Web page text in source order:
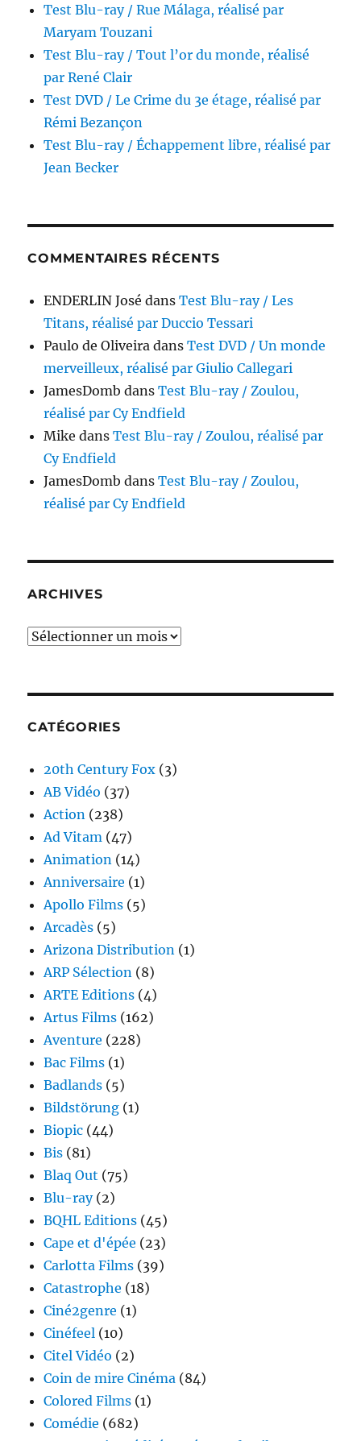
Test Blu-ray / Rue Málaga, réalisé par
Maryam Touzani
Test Blu-ray / Tout l’or du monde, réalisé
par René Clair
Test DVD / Le Crime du 3e étage, réalisé par
Rémi Bezançon
Test Blu-ray / Échappement libre, réalisé par
Jean Becker
COMMENTAIRES RÉCENTS
ENDERLIN José dansTest Blu-ray / Les
Titans, réalisé par Duccio Tessari
Paulo de Oliveira dansTest DVD / Un monde
merveilleux, réalisé par Giulio Callegari
JamesDomb dansTest Blu-ray / Zoulou,
réalisé par Cy Endfield
Mike dansTest Blu-ray / Zoulou, réalisé par
Cy Endfield
JamesDomb dansTest Blu-ray / Zoulou,
réalisé par Cy Endfield
ARCHIVES
Archives
CATÉGORIES
20th Century Fox (3)
AB Vidéo (37)
Action (238)
Ad Vitam (47)
Animation (14)
Anniversaire (1)
Apollo Films (5)
Arcadès (5)
Arizona Distribution (1)
ARP Sélection (8)
ARTE Editions (4)
Artus Films (162)
Aventure (228)
Bac Films (1)
Badlands (5)
Bildstörung (1)
Biopic (44)
Bis (81)
Blaq Out (75)
Blu-ray(2)
BQHL Editions (45)
Cape et d'épée (23)
Carlotta Films (39)
Catastrophe (18)
Ciné2genre (1)
Cinéfeel (10)
Citel Vidéo (2)
Coin de mire Cinéma (84)
Colored Films (1)
Comédie (682)